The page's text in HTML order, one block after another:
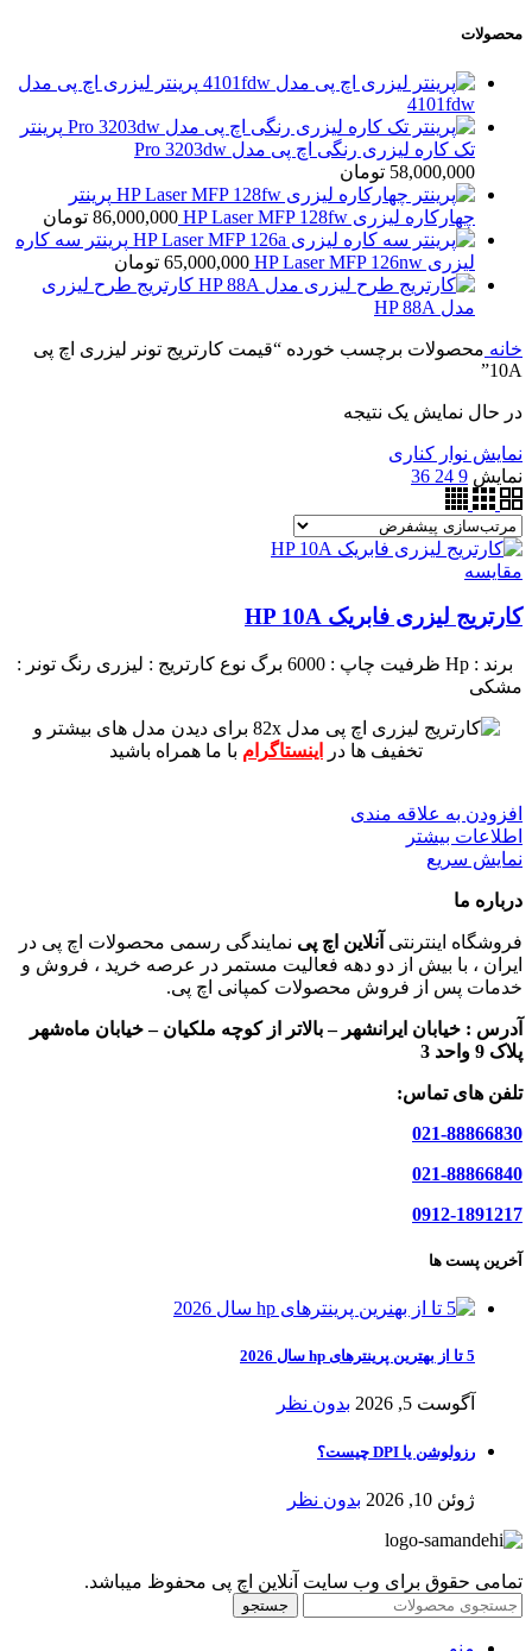
محصولات
پرینتر لیزری اچ پی مدل
4101fdw
پرینتر
تک کاره لیزری رنگی اچ پی مدل Pro 3203dw
58,000,000 تومان
پرینتر
چهارکاره لیزری HP Laser MFP 128fw
86,000,000 تومان
پرینتر سه کاره
لیزری HP Laser MFP 126nw
65,000,000 تومان
کارتریج طرح لیزری
مدل HP 88A
خانه محصولات برچسب خورده “قیمت کارتریج تونر لیزری اچ پی
10A”
در حال نمایش یک نتیجه
نمایش نوار کناری
نمایش 9
24
36
مقايسه
کارتریج لیزری فابریک HP 10A
برند : Hp ظرفیت چاپ : 6000 برگ نوع کارتریج : لیزری رنگ تونر :
مشکی
برای دیدن مدل های بیشتر و
تخفیف ها در
اینستاگرام با ما همراه باشید
افزودن به علاقه مندی
اطلاعات بیشتر
نمایش سریع
درباره ما
فروشگاه اینترنتی آنلاین اچ پی نمایندگی رسمی محصولات اچ پی در
ایران ، با بیش از دو دهه فعالیت مستمر در عرصه خرید ، فروش و
خدمات پس از فروش محصولات کمپانی اچ پی.
آدرس : خیابان ایرانشهر – بالاتر از کوچه ملکیان – خیابان ماه‌شهر
پلاک 9 واحد 3
تلفن های تماس:
021-88866830
021-88866840
0912-1891217
آخرین پست ها
5 تا از بهترین پرینترهای hp سال 2026
آگوست 5, 2026 بدون نظر
رزولوشن یا DPI چیست؟
ژوئن 10, 2026 بدون نظر
تمامی حقوق برای وب سایت آنلاین اچ پی محفوظ میباشد.
جستجو